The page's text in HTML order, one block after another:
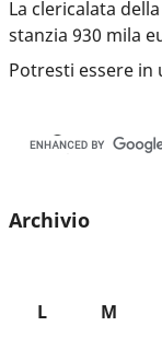
La clericalata
stanzia 930 mila
Potresti essere in
Archivio
L M